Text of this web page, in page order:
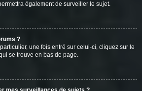
également de surveiller le sujet.
?
une fois entré sur celui-ci, cliquez sur le
se trouve en bas de page.